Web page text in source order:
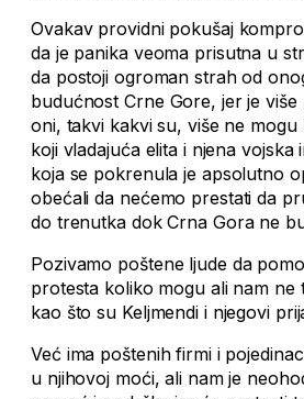
Ovakav providni pokušaj
da je panika veoma prisutna u
da postoji ogroman strah od
budućnost Crne Gore, jer je
oni, takvi kakvi su, više ne mogu
koji vladajuća elita i njena vojska
koja se pokrenula je apsolutno
obećali da nećemo prestati da
do trenutka dok Crna Gora ne
Pozivamo poštene ljude da
protesta koliko mogu ali nam
kao što su Keljmendi i njegovi
Već ima poštenih firmi i
u njihovoj moći, ali nam je